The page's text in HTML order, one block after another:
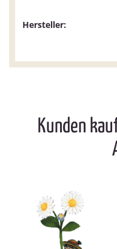
Hersteller:
Kunden